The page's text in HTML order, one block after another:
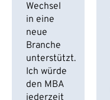
Wechsel
in eine
neue
Branche
unterstützt.
Ich würde
den MBA
jederzeit